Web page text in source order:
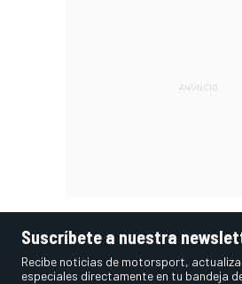
Suscríbete a nuestra
Recibe noticias de motorsport,
especiales directamente en tu bandeja